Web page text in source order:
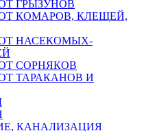
ГРЫЗУНОВ
КОМАРОВ, КЛЕЩЕЙ,
НАСЕКОМЫХ-
СОРНЯКОВ
ТАРАКАНОВ И
КАНАЛИЗАЦИЯ